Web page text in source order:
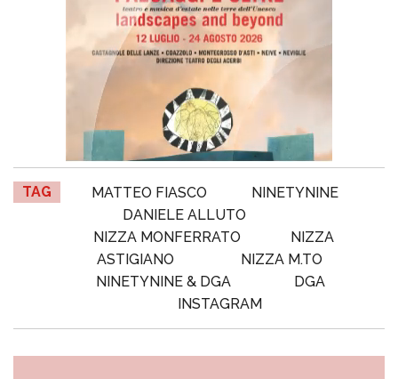
TAG MATTEO FIASCO
NINETYNINE
DANIELE ALLUTO
NIZZA MONFERRATO
NIZZA
ASTIGIANO
NIZZA M.TO
NINETYNINE & DGA
DGA
INSTAGRAM